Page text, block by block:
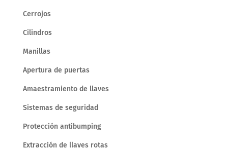
Cerrojos
Cilindros
Manillas
Apertura de puertas
Amaestramiento de llaves
Sistemas de seguridad
Protección antibumping
Extracción de llaves rotas